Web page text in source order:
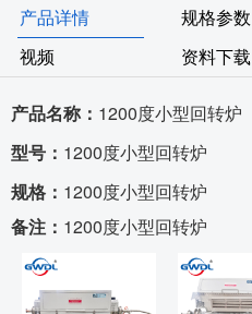
产品详情 规格参数
视频
资料下载
产品名称： 1200度小型回转炉
型号： 1200度小型回转炉
规格： 1200度小型回转炉
备注： 1200度小型回转炉